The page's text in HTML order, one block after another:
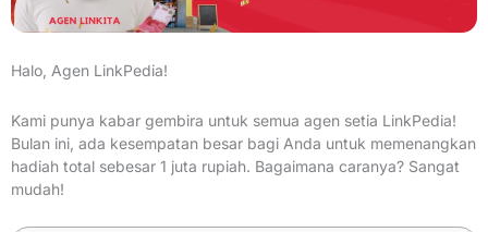
Halo, Agen LinkPedia!
Kami punya kabar gembira untuk semua agen setia LinkPedia!
Bulan ini, ada kesempatan besar bagi Anda untuk memenangkan
hadiah total sebesar 1 juta rupiah. Bagaimana caranya? Sangat
mudah!